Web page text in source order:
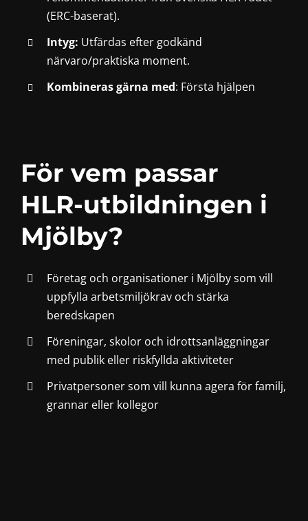
(ERC-baserat).
Intyg: Utfärdas efter godkänd
närvaro/praktiska moment.
Kombineras gärna med: Första hjälpen
För vem passar
HLR-utbildningen i
Mjölby?
Företag och organisationer i Mjölby som vill
uppfylla arbetsmiljökrav och stärka
beredskapen
Föreningar, skolor och idrottsanläggningar
med publik eller riskfyllda aktiviteter
Privatpersoner som vill kunna agera för familj,
grannar eller kollegor